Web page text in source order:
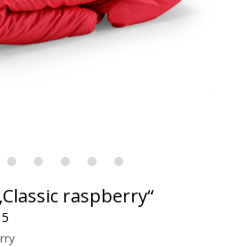
raspberry“